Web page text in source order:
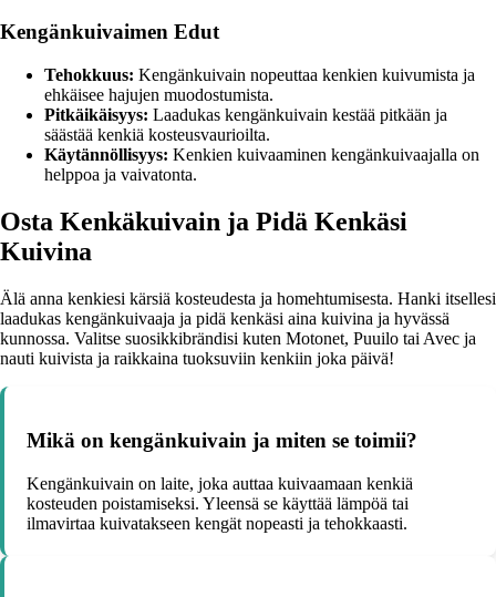
Kengänkuivaimen Edut
Tehokkuus: Kengänkuivain nopeuttaa kenkien kuivumista ja
ehkäisee hajujen muodostumista.
Pitkäikäisyys: Laadukas kengänkuivain kestää pitkään ja
säästää kenkiä kosteusvaurioilta.
Käytännöllisyys: Kenkien kuivaaminen kengänkuivaajalla on
helppoa ja vaivatonta.
Osta Kenkäkuivain ja Pidä Kenkäsi
Kuivina
Älä anna kenkiesi kärsiä kosteudesta ja homehtumisesta. Hanki itsellesi
laadukas kengänkuivaaja ja pidä kenkäsi aina kuivina ja hyvässä
kunnossa. Valitse suosikkibrändisi kuten Motonet, Puuilo tai Avec ja
nauti kuivista ja raikkaina tuoksuviin kenkiin joka päivä!
Mikä on kengänkuivain ja miten se toimii?
Kengänkuivain on laite, joka auttaa kuivaamaan kenkiä
kosteuden poistamiseksi. Yleensä se käyttää lämpöä tai
ilmavirtaa kuivatakseen kengät nopeasti ja tehokkaasti.